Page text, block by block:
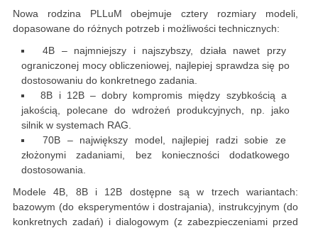
Nowa rodzina PLLuM obejmuje cztery rozmiary modeli,
dopasowane do różnych potrzeb i możliwości technicznych:
4B – najmniejszy i najszybszy, działa nawet przy
ograniczonej mocy obliczeniowej, najlepiej sprawdza się po
dostosowaniu do konkretnego zadania.
8B i 12B – dobry kompromis między szybkością a
jakością, polecane do wdrożeń produkcyjnych, np. jako
silnik w systemach RAG.
70B – największy model, najlepiej radzi sobie ze
złożonymi zadaniami, bez konieczności dodatkowego
dostosowania.
Modele 4B, 8B i 12B dostępne są w trzech wariantach:
bazowym (do eksperymentów i dostrajania), instrukcyjnym (do
konkretnych zadań) i dialogowym (z zabezpieczeniami przed